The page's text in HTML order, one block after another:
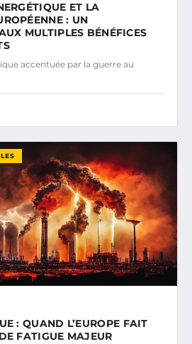
ET LA
: UN
MULTIPLES BÉNÉFICES
accentuée par la guerre au
: QUAND L’EUROPE FAIT
FATIGUE MAJEUR